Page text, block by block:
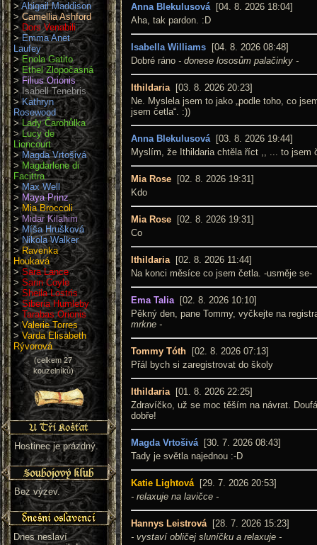
>Abigail Maddison
>Camellia Ashford
>Dors Venabili
> Emma Anet
Laufey
>Enola Gatito
>Ethel Zlopočasná
> Filius Orionis
>Isabell Tenebris
>Kathryn
Rosewood
>Lady Čarohůlka
>Lucy de
Lioncourt
>Magda Vrtošivá
>Magdarlene di
Facittra
>Max Well
> Maya Prinz
>Mia Broccoli
>Midar Kilahim
>Míša Hrušková
>Nikola Walker
>Ravenka
Houkavá
>Sara Lance
> Sarin Coyle
>Sheila Lostris
>Siberia Humleby
> Tarabas Orionis
>Valerie Torres
>Varda Elisabeth
Rývorová
(celkem 27
kouzelníků)
Hostinec je prázdný.
Bez výzev.
Dnes neslaví
Anna Blekulusová[04. 8. 2026 18:04]
Aha, tak pardon. :D
Isabella Williams [04. 8. 2026 08:48]
Dobré ráno - donese lososům palačinky -
Ithildaria[03. 8. 2026 20:23]
Ne. Myslela jsem to jako „podle toho, co
jsem četla“. :))
Anna Blekulusová[03. 8. 2026 19:44]
Myslím, že Ithildaria chtěla říct ,, ... to jsem
Mia Rose [02. 8. 2026 19:31]
Kdo
Mia Rose [02. 8. 2026 19:31]
Co
Ithildaria[02. 8. 2026 11:44]
Na konci měsíce co jsem četla. -usměje se-
Ema Talia[02. 8. 2026 10:10]
Pěkný den, pane Tommy, vyčkejte na
mrkne -
Tommy Tóth [02. 8. 2026 07:13]
Přál bych si zaregistrovat do školy
Ithildaria[01. 8. 2026 22:25]
Zdravíčko, už se moc těším na návrat.
dobře!
Magda Vrtošivá[30. 7. 2026 08:43]
Tady je světla najednou :-D
Katie Lightová[29. 7. 2026 20:53]
- relaxuje na lavičce -
Hannys Leistrová[28. 7. 2026 15:23]
- vystaví obličej sluníčku a relaxuje -